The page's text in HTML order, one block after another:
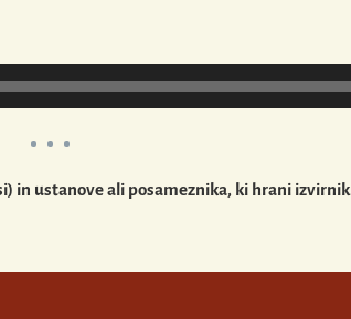
in ustanove ali posameznika, ki hrani